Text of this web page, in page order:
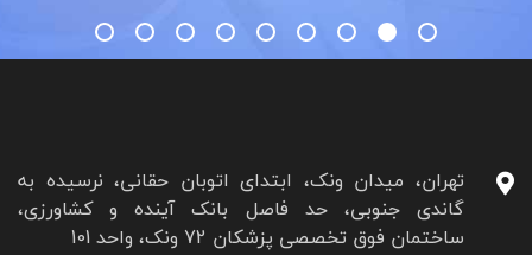
تهران، میدان ونک، ابتدای اتوبان حقانی، نرسیده به
گاندی جنوبی، حد فاصل بانک آینده و کشاورزی،
ساختمان فوق تخصصی پزشکان 72 ونک، واحد 101